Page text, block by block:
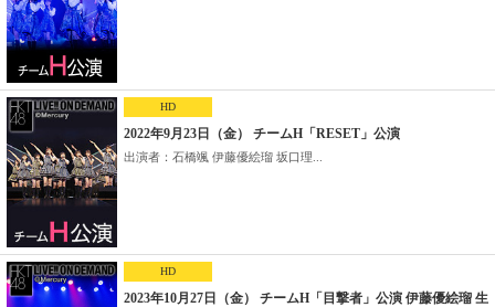
HD
2022年9月23日（金） チームH「RESET」公演
出演者：石橋颯 伊藤優絵瑠 坂口理...
HD
2023年10月27日（金） チームH「目撃者」公演 伊藤優絵瑠 生